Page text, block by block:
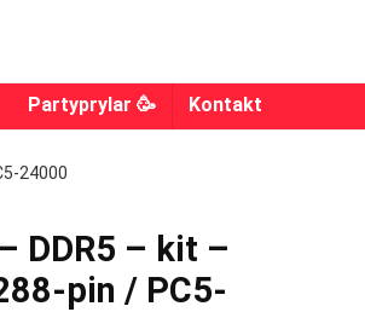
Partyprylar 🥳 Kontakt
24000
DDR5 – kit –
pin / PC5-